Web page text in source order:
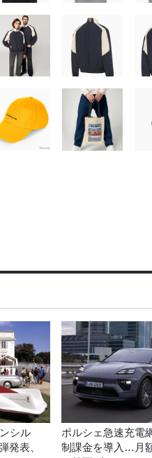
シル
発表、
ポルシェ急速充電
制課金を導入…月